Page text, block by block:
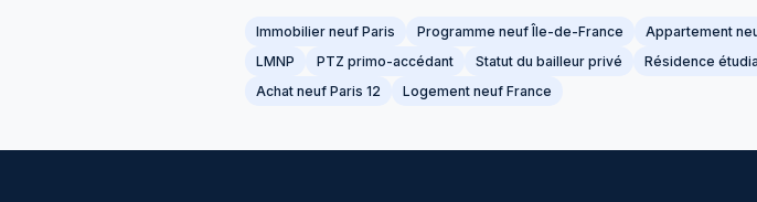
Immobilier neuf Paris Programme neuf Île-de-France Appartement
LMNP
PTZ primo-accédant Statut du bailleur privé Résidence
Achat neuf Paris 12
Logement neuf France